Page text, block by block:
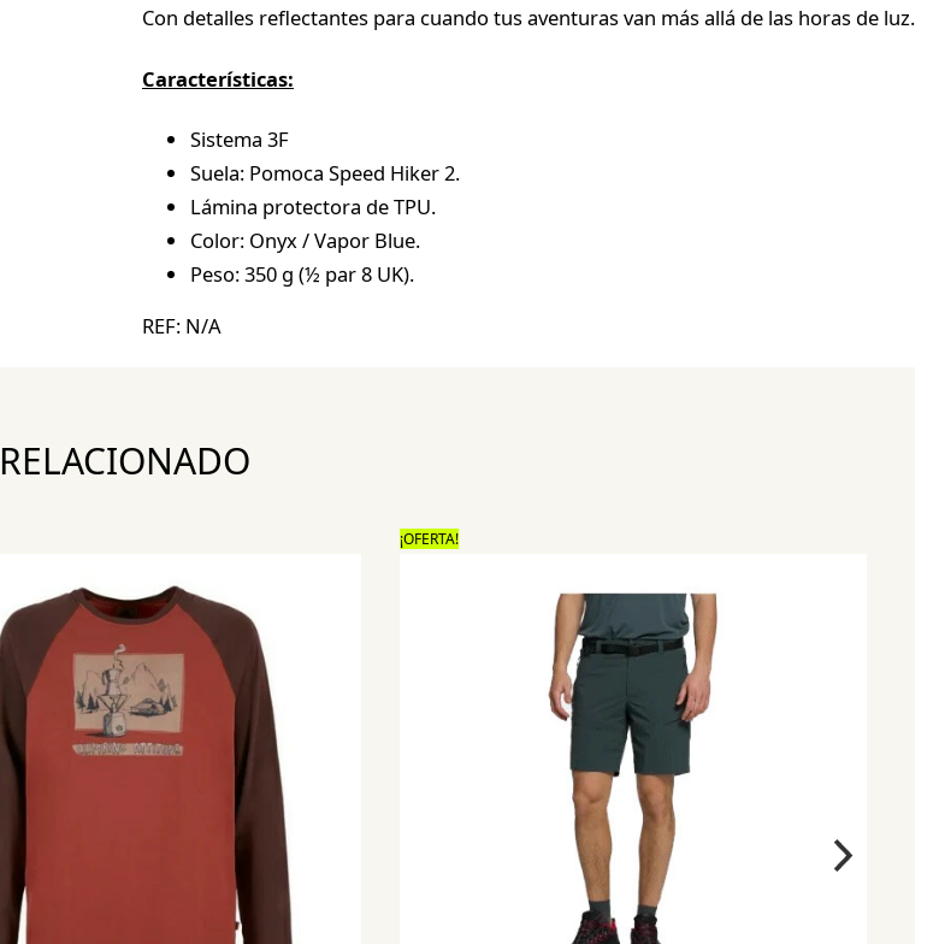
Con detalles reflectantes para cuando tus aventuras van más allá de las horas de luz.
Características:
Sistema 3F
Suela: Pomoca Speed Hiker 2.
Lámina protectora de TPU.
Color: Onyx / Vapor Blue.
Peso: 350 g (½ par 8 UK).
REF: N/A
RELACIONADO
¡OFERTA!